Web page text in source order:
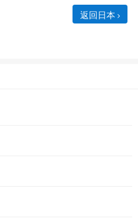
返回日本